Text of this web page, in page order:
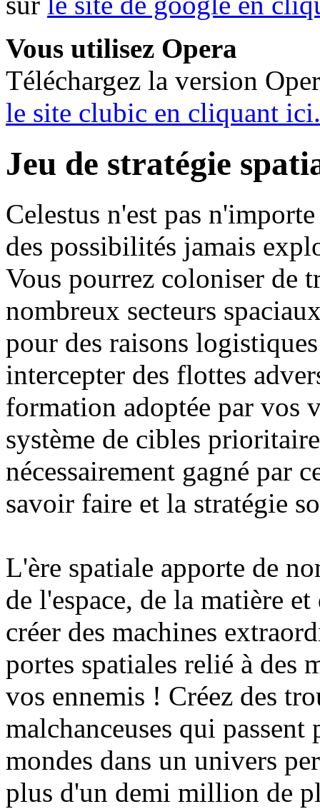
Vous utilisez Opera
Téléchargez la version
le site clubic en cliquant ici.
Jeu de stratégie
Celestus n'est pas
des possibilités jamais
Vous pourrez coloniser de
nombreux secteurs
pour des raisons
intercepter des flottes
formation adoptée par vos
système de cibles
nécessairement gagné par
savoir faire et la stratégie
L'ère spatiale apporte de
de l'espace, de la matière
créer des machines
portes spatiales relié à des
vos ennemis ! Créez des
malchanceuses qui
mondes dans un univers
plus d'un demi million de